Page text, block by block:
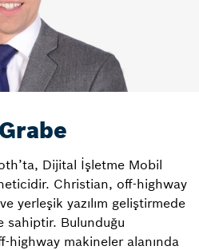
Dijital İşletme Mobil
Christian, off-highway
yerleşik yazılım geliştirmede
sahiptir. Bulunduğu
highway makineler alanında